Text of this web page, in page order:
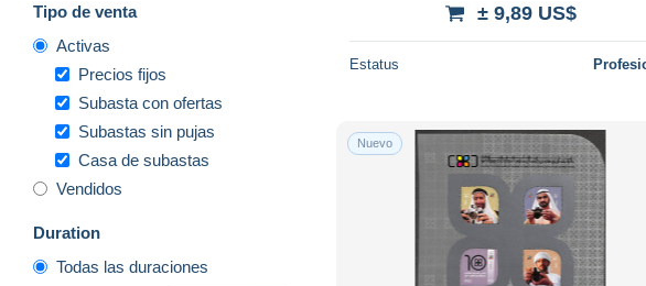
Tipo de venta
Activas
Precios fijos
Subasta con ofertas
Subastas sin pujas
Casa de subastas
Vendidos
Duration
Todas las duraciones
± 9,89 US$
Estatus
Nuevo